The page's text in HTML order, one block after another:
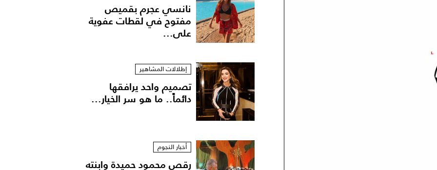
نانسي عجرم بقميص
مفتوح في لقطات عفوية
على...
إطلالات المشاهير
تصميم واحد يرافقها
دائماً.. ما هو سر الخيار...
أخبار النجوم
رقص محمود حميدة وابنته